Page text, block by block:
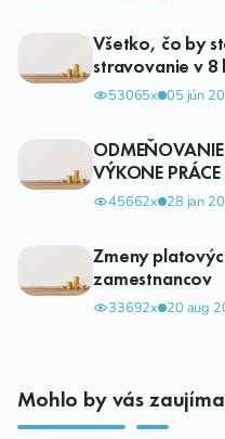
Všetko, čo by
stravovanie v 8
53065x 05 jún
VÝKONE
45662x 28 jan
Zmeny
zamestnancov
33692x 20 aug
Mohlo by vás